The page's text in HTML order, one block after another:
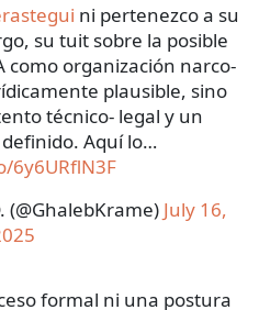
ni pertenezco a su
su tuit sobre la posible
como organización narco-
plausible, sino
técnico- legal y un
Aquí lo…
6y6URflN3F
July 16,
formal ni una postura